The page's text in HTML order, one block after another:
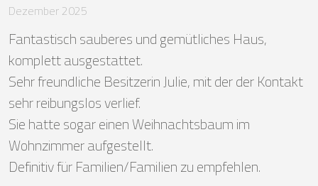
Dezember 2025
Fantastisch sauberes und gemütliches Haus,
komplett ausgestattet.
Sehr freundliche Besitzerin Julie, mit der der Kontakt
sehr reibungslos verlief.
Sie hatte sogar einen Weihnachtsbaum im
Wohnzimmer aufgestellt.
Definitiv für Familien/Familien zu empfehlen.